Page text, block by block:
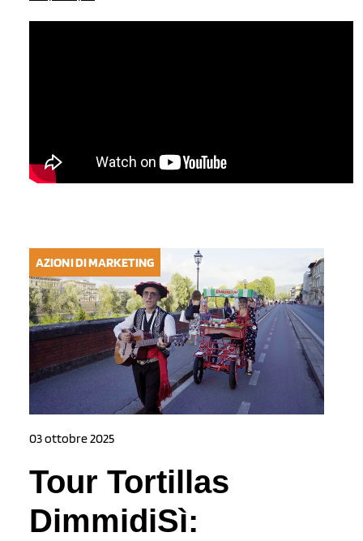
AZIONI DI MARKETING
03 ottobre 2025
Tour Tortillas
DimmidiSì: